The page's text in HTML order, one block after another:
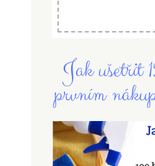
Jak
prvním